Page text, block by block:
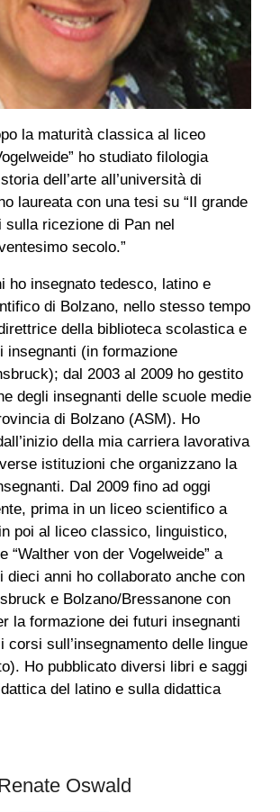
la maturità classica al liceo
ho studiato filologia
dell’arte all’università di
laureata con una tesi su “Il grande
sulla ricezione di Pan nel
secolo.”
ho insegnato tedesco, latino e
di Bolzano, nello stesso tempo
della biblioteca scolastica e
insegnanti (in formazione
dal 2003 al 2009 ho gestito
degli insegnanti delle scuole medie
di Bolzano (ASM). Ho
della mia carriera lavorativa
istituzioni che organizzano la
Dal 2009 fino ad oggi
prima in un liceo scientifico a
poi al liceo classico, linguistico,
“Walther von der Vogelweide” a
dieci anni ho collaborato anche con
e Bolzano/Bressanone con
la formazione dei futuri insegnanti
corsi sull’insegnamento delle lingue
Ho pubblicato diversi libri e saggi
del latino e sulla didattica
Oswald